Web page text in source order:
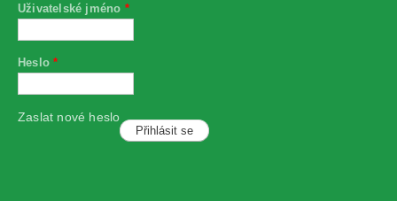
Uživatelské jméno *
Heslo*
Zaslat nové heslo